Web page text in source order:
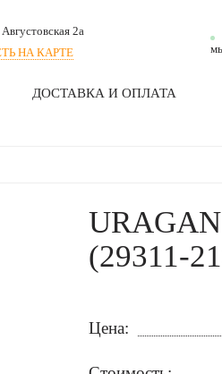
Августовская 2а
НА КАРТЕ
ДОСТАВКА И ОПЛАТА
(29311-
Цена: